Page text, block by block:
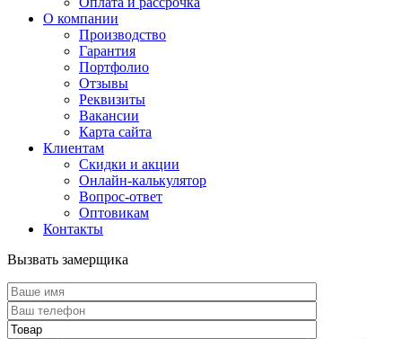
О компании
Производство
Гарантия
Портфолио
Отзывы
Реквизиты
Вакансии
Карта сайта
Клиентам
Скидки и акции
Онлайн-калькулятор
Вопрос-ответ
Оптовикам
Контакты
Вызвать замерщика